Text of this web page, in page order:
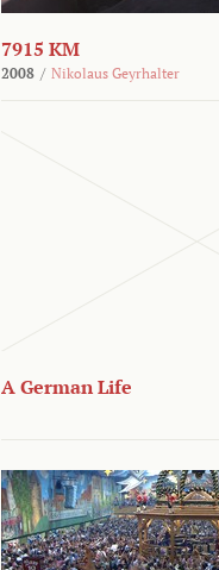
7915 KM
2008 / Nikolaus Geyrhalter
A German Life